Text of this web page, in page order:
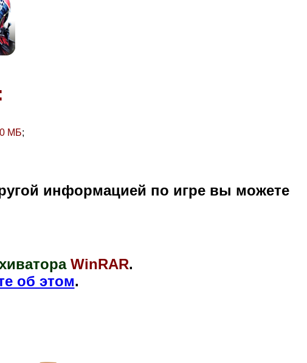
МБ;
информацией по игре вы можете
WinRAR.
об этом.